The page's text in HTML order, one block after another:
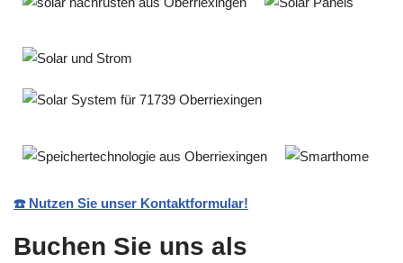
☎️ Nutzen Sie unser Kontaktformular!
Buchen Sie uns als